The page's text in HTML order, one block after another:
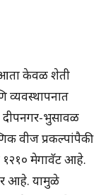
केवळ शेती
व्यवस्थापनात
दीपनगर-भुसावळ
वीज प्रकल्पांपैकी
१२१० मेगावॅट आहे.
आहे. यामुळे